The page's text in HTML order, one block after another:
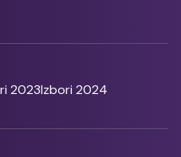
2023Izbori 2024